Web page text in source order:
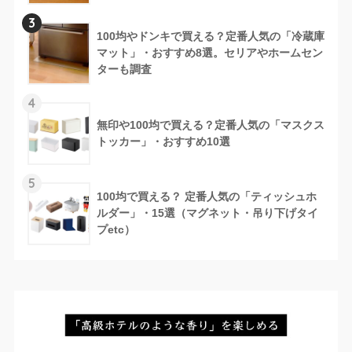
3
100均やドンキで買える？定番人気の「冷蔵庫
マット」・おすすめ8選。セリアやホームセン
ターも調査
4
無印や100均で買える？定番人気の「マスクス
トッカー」・おすすめ10選
5
100均で買える？ 定番人気の「ティッシュホ
ルダー」・15選（マグネット・吊り下げタイ
プetc）